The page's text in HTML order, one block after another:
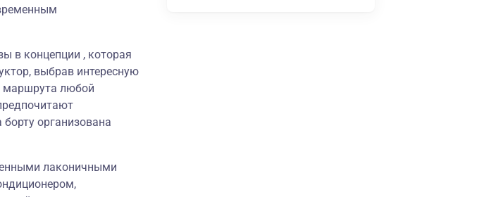
в концепции , которая
выбрав интересную
маршрута любой
организована
лаконичными